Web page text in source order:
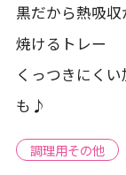
黒だから熱吸
焼けるトレー
くっつきにく
も♪
調理用その他